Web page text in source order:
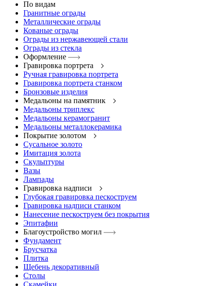
По видам
Гранитные ограды
Металлические ограды
Кованые ограды
Ограды из нержавеющей стали
Ограды из стекла
Оформление
Гравировка портрета
Ручная гравировка портрета
Гравировка портрета станком
Бронзовые изделия
Медальоны на памятник
Медальоны триплекс
Медальоны керамогранит
Медальоны металлокерамика
Покрытие золотом
Сусальное золото
Имитация золота
Скульптуры
Вазы
Лампады
Гравировка надписи
Глубокая гравировка пескоструем
Гравировка надписи станком
Нанесение пескоструем без покрытия
Эпитафии
Благоустройство могил
Фундамент
Брусчатка
Плитка
Щебень декоративный
Столы
Скамейки